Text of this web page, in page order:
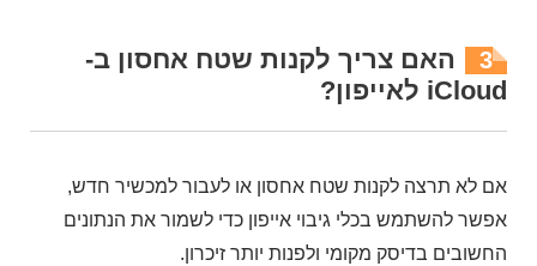
3
האם צריך לקנות שטח אחסון ב-
iCloud לאייפון?
אם לא תרצה לקנות שטח אחסון או לעבור למכשיר חדש,
אפשר להשתמש בכלי גיבוי אייפון כדי לשמור את הנתונים
החשובים בדיסק מקומי ולפנות יותר זיכרון.